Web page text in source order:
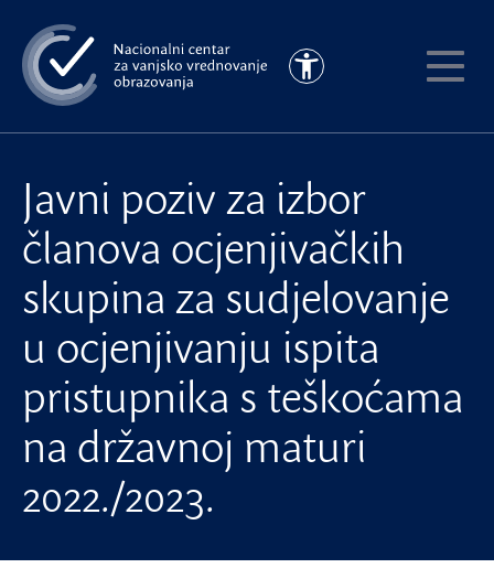
na
glavni
sadržaj
Pristupačnost
Javni poziv za izbor
članova ocjenjivačkih
skupina za sudjelovanje
u ocjenjivanju ispita
pristupnika s teškoćama
na državnoj maturi
2022./2023.